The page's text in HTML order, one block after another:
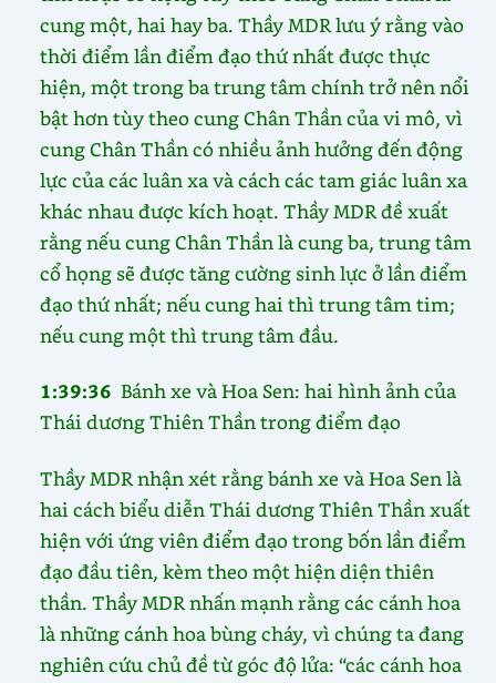
cung một, hai hay ba. Thầy MDR lưu ý rằng vào
thời điểm lần điểm đạo thứ nhất được thực
hiện, một trong ba trung tâm chính trở nên nổi
bật hơn tùy theo cung Chân Thần của vi mô, vì
cung Chân Thần có nhiều ảnh hưởng đến động
lực của các luân xa và cách các tam giác luân xa
khác nhau được kích hoạt. Thầy MDR đề xuất
rằng nếu cung Chân Thần là cung ba, trung tâm
cổ họng sẽ được tăng cường sinh lực ở lần điểm
đạo thứ nhất; nếu cung hai thì trung tâm tim;
nếu cung một thì trung tâm đầu.
1:39:36Bánh xe và Hoa Sen: hai hình ảnh của
Thái dương Thiên Thần trong điểm đạo
Thầy MDR nhận xét rằng bánh xe và Hoa Sen là
hai cách biểu diễn Thái dương Thiên Thần xuất
hiện với ứng viên điểm đạo trong bốn lần điểm
đạo đầu tiên, kèm theo một hiện diện thiên
thần. Thầy MDR nhấn mạnh rằng các cánh hoa
là những cánh hoa bùng cháy, vì chúng ta đang
nghiên cứu chủ đề từ góc độ lửa: “các cánh hoa